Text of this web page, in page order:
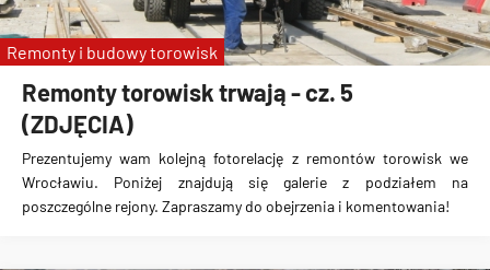
Remonty torowisk trwają - cz. 5
(ZDJĘCIA)
Prezentujemy wam kolejną fotorelację z remontów torowisk we
Wrocławiu. Poniżej znajdują się galerie z podziałem na
poszczególne rejony. Zapraszamy do obejrzenia i komentowania!
Remonty i budowy torowisk